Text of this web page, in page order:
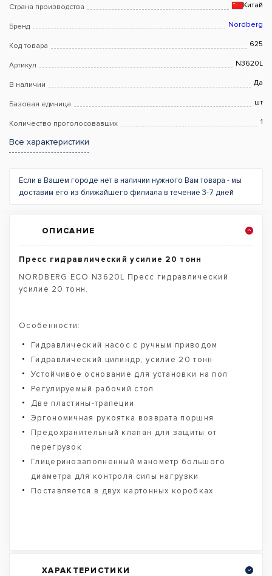
Страна производства Китай
Бренд Nordberg
Код товара 625
Артикул N3620L
В наличии Да
Базовая единица шт
Количество проголосовавших 1
Все характеристики
Если в Вашем городе нет в наличии нужного Вам товара - мы
доставим его из ближайшего филиала в течение 3-7 дней
ОПИСАНИЕ
Пресс гидравлический усилие 20 тонн
NORDBERG ECO N3620L Пресс гидравлический
усилие 20 тонн.
Особенности:
Гидравлический насос с ручным приводом
Гидравлический цилиндр, усилие 20 тонн
Устойчивое основание для установки на пол
Регулируемый рабочий стол
Две пластины-трапеции
Эргономичная рукоятка возврата поршня
Предохранительный клапан для защиты от
перегрузок
Глицеринозаполненный манометр большого
диаметра для контроля силы нагрузки
Поставляется в двух картонных коробках
ХАРАКТЕРИСТИКИ